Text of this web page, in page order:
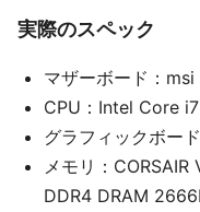
実際のスペック
マザーボード：
CPU：Intel Core
グラフィックボー
メモリ：
DDR4 DRAM